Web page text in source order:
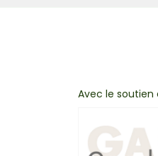
Avec le soutien